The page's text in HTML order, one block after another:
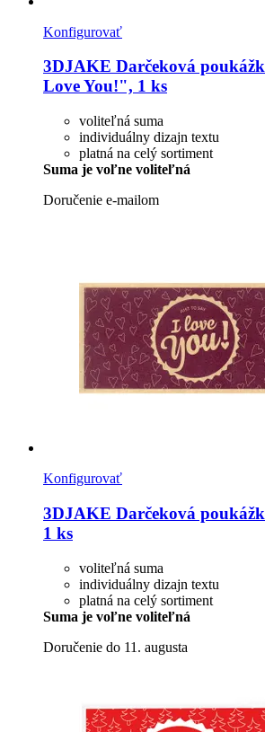
Konfigurovať
3DJAKE Darčeková
Love You!", 1 ks
voliteľná suma
individuálny dizajn textu
platná na celý sortiment
Suma je voľne voliteľná
Doručenie e-mailom
Konfigurovať
3DJAKE Darčeková
1 ks
voliteľná suma
individuálny dizajn textu
platná na celý sortiment
Suma je voľne voliteľná
Doručenie do 11. augusta